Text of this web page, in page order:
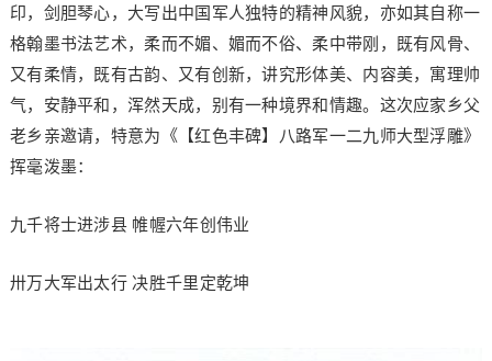
印，剑胆琴心，大写出中国军人独特的精神风貌，亦如其自称一
格翰墨书法艺术，柔而不媚、媚而不俗、柔中带刚，既有风骨、
又有柔情，既有古韵、又有创新，讲究形体美、内容美，寓理帅
气，安静平和，浑然天成，别有一种境界和情趣。这次应家乡父
老乡亲邀请，特意为《【红色丰碑】八路军一二九师大型浮雕》
挥毫泼墨：
九千将士进涉县 帷幄六年创伟业
卅万大军出太行 决胜千里定乾坤